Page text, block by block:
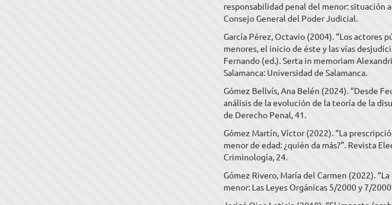
responsabilidad penal del menor: situación
Consejo General del Poder Judicial.
García Pérez, Octavio (2004). “Los actores
menores, el inicio de éste y las vías
Fernando (ed.). Serta in memoriam
Salamanca: Universidad de Salamanca.
Gómez Bellvís, Ana Belén (2024). “Desde
análisis de la evolución de la teoría de la
de Derecho Penal, 41.
Gómez Martín, Víctor (2022). “La
menor de edad: ¿quién da más?”. Revista
Criminología, 24.
Gómez Rivero, María del Carmen (2022).
menor: Las Leyes Orgánicas 5/2000 y 7/